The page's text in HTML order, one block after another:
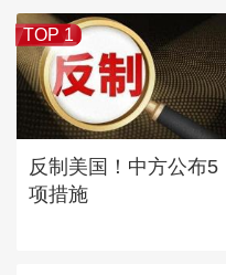
TOP 1
反制美国！中方公布5
项措施